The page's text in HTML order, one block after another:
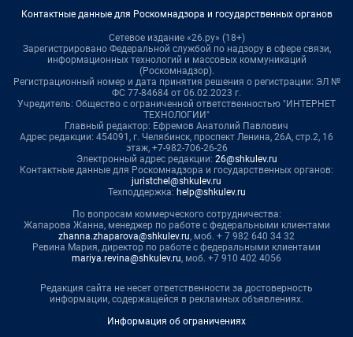
Контактные данные для Роскомнадзора и государственных органов
Сетевое издание «26.ру» (18+)
Зарегистрировано Федеральной службой по надзору в сфере связи,
информационных технологий и массовых коммуникаций
(Роскомнадзор).
Регистрационный номер и дата принятия решения о регистрации: ЭЛ №
ФС 77-84684 от 06.02.2023 г.
Учредитель: Общество с ограниченной ответственностью "ИНТЕРНЕТ
ТЕХНОЛОГИИ"
Главный редактор: Ефремов Анатолий Павлович
Адрес редакции: 454091, г. Челябинск, проспект Ленина, 26А, стр.2, 16
этаж, +7-982-706-26-26
Электронный адрес редакции: 26@shkulev.ru
Контактные данные для Роскомнадзора и государственных органов:
juristchel@shkulev.ru
Техподдержка: help@shkulev.ru
По вопросам коммерческого сотрудничества:
Жапарова Жанна, менеджер по работе с федеральными клиентами
zhanna.zhaparova@shkulev.ru, моб. + 7 982 640 34 32
Ревина Мария, директор по работе с федеральными клиентами
mariya.revina@shkulev.ru, моб. +7 910 402 4056
Редакция сайта не несет ответственности за достоверность
информации, содержащейся в рекламных объявлениях.
Информация об ограничениях